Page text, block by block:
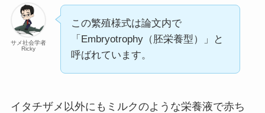
サメ社会学者
Ricky
この繁殖様式は論文内で
「Embryotrophy（胚栄養型）」と
呼ばれています。
イタチザメ以外にもミルクのような栄養液で赤ち